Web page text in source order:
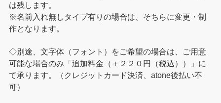
は残します。
※名前入れ無しタイプ有りの場合は、そちらに変更・制
作となります。
◇別途、文字体（フォント）をご希望の場合は、ご用意
可能な場合のみ「追加料金（＋２２０円（税込））」に
て承ります。（クレジットカード決済、atone後払い不
可）